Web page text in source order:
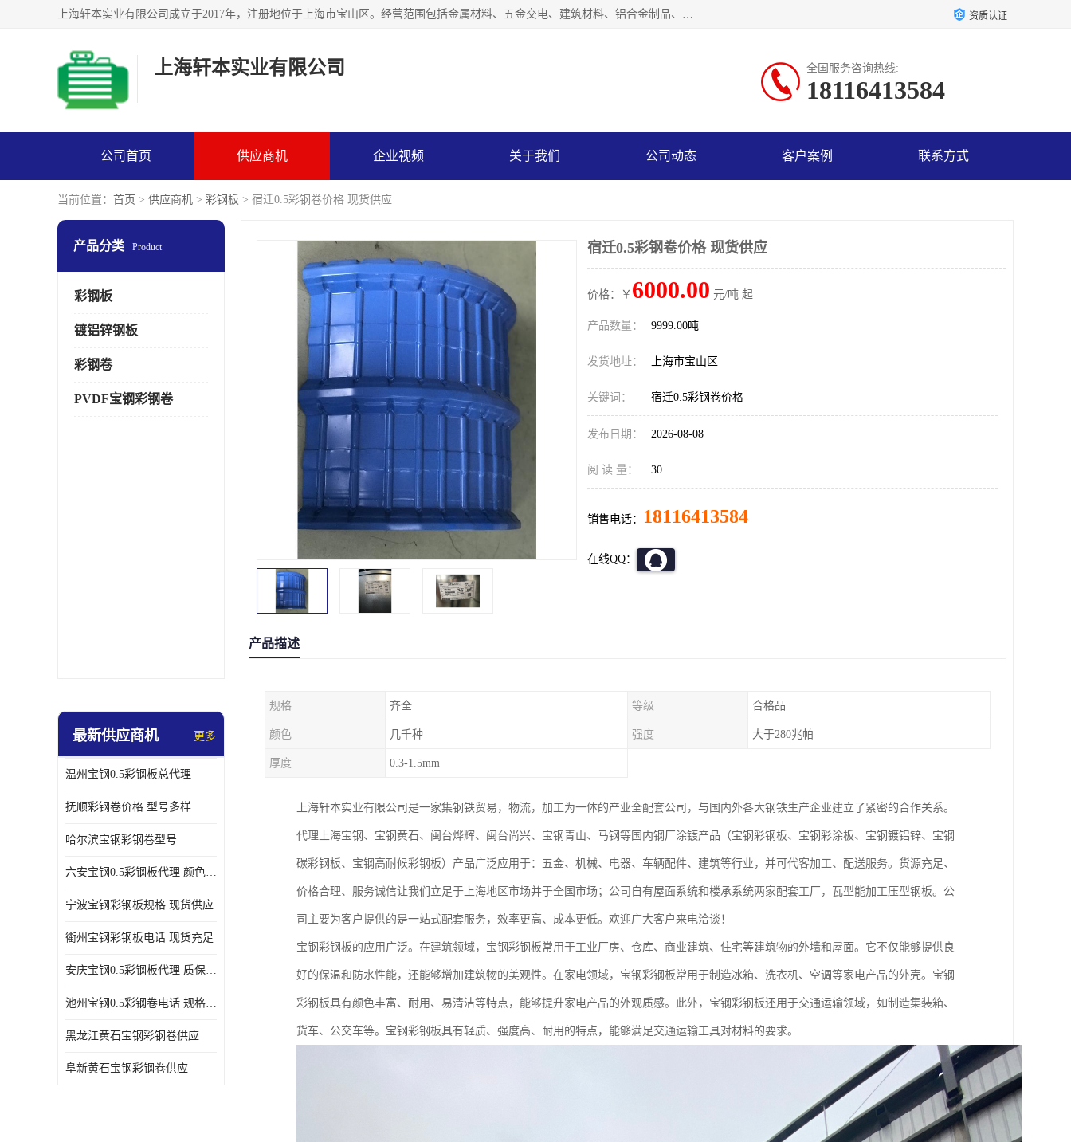
上海轩本实业有限公司成立于2017年，注册地位于上海市宝山区。经营范围包括金属材料、五金交电、建筑材料、铝合金制品、机械设备、电线电缆、装潢材料等；公司主营产品：宝钢彩钢板、宝钢彩钢卷、宝钢彩涂板、宝钢彩涂卷、宝钢高耐候彩钢板，宝钢氟碳彩钢板。是一家集钢铁贸易，物流、加工为一体的产业全配套公司。 资质认证
上海轩本实业有限公司 全国服务咨询热线:
18116413584
公司首页 供应商机 企业视频 关于我们 公司动态 客户案例 联系方式
当前位置： 首页 > 供应商机 > 彩钢板 > 宿迁0.5彩钢卷价格 现货供应
产品分类 Product
彩钢板
镀铝锌钢板
彩钢卷
PVDF宝钢彩钢卷
最新供应商机 更多
温州宝钢0.5彩钢板总代理
抚顺彩钢卷价格 型号多样
哈尔滨宝钢彩钢卷型号
六安宝钢0.5彩钢板代理 颜色定制
宁波宝钢彩钢板规格 现货供应
衢州宝钢彩钢板电话 现货充足
安庆宝钢0.5彩钢板代理 质保十年起
池州宝钢0.5彩钢卷电话 规格多样
黑龙江黄石宝钢彩钢卷供应
阜新黄石宝钢彩钢卷供应
宿迁0.5彩钢卷价格 现货供应
价格：￥ 6000.00 元/吨 起
产品数量： 9999.00吨
发货地址： 上海市宝山区
关键词： 宿迁0.5彩钢卷价格
发布日期： 2026-08-08
阅 读 量： 30
销售电话： 18116413584
在线QQ：
产品描述
规格 齐全 等级 合格品
颜色 几千种 强度 大于280兆帕
厚度 0.3-1.5mm
上海轩本实业有限公司是一家集钢铁贸易，物流，加工为一体的产业全配套公司，与国内外各大钢铁生产企业建立了紧密的合作关系。
代理上海宝钢、宝钢黄石、闽台烨辉、闽台尚兴、宝钢青山、马钢等国内钢厂涂镀产品（宝钢彩钢板、宝钢彩涂板、宝钢镀铝锌、宝钢
碳彩钢板、宝钢高耐候彩钢板）产品广泛应用于：五金、机械、电器、车辆配件、建筑等行业，并可代客加工、配送服务。货源充足、
价格合理、服务诚信让我们立足于上海地区市场并于全国市场；公司自有屋面系统和楼承系统两家配套工厂，瓦型能加工压型钢板。公
司主要为客户提供的是一站式配套服务，效率更高、成本更低。欢迎广大客户来电洽谈！
宝钢彩钢板的应用广泛。在建筑领域，宝钢彩钢板常用于工业厂房、仓库、商业建筑、住宅等建筑物的外墙和屋面。它不仅能够提供良
好的保温和防水性能，还能够增加建筑物的美观性。在家电领域，宝钢彩钢板常用于制造冰箱、洗衣机、空调等家电产品的外壳。宝钢
彩钢板具有颜色丰富、耐用、易清洁等特点，能够提升家电产品的外观质感。此外，宝钢彩钢板还用于交通运输领域，如制造集装箱、
货车、公交车等。宝钢彩钢板具有轻质、强度高、耐用的特点，能够满足交通运输工具对材料的要求。